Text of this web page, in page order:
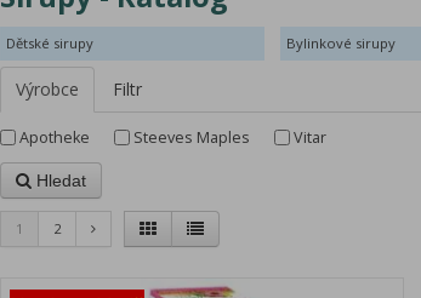
Dětské sirupy Bylinkové sirupy
Výrobce Filtr
Apotheke Steeves Maples Vitar
Hledat
1 2